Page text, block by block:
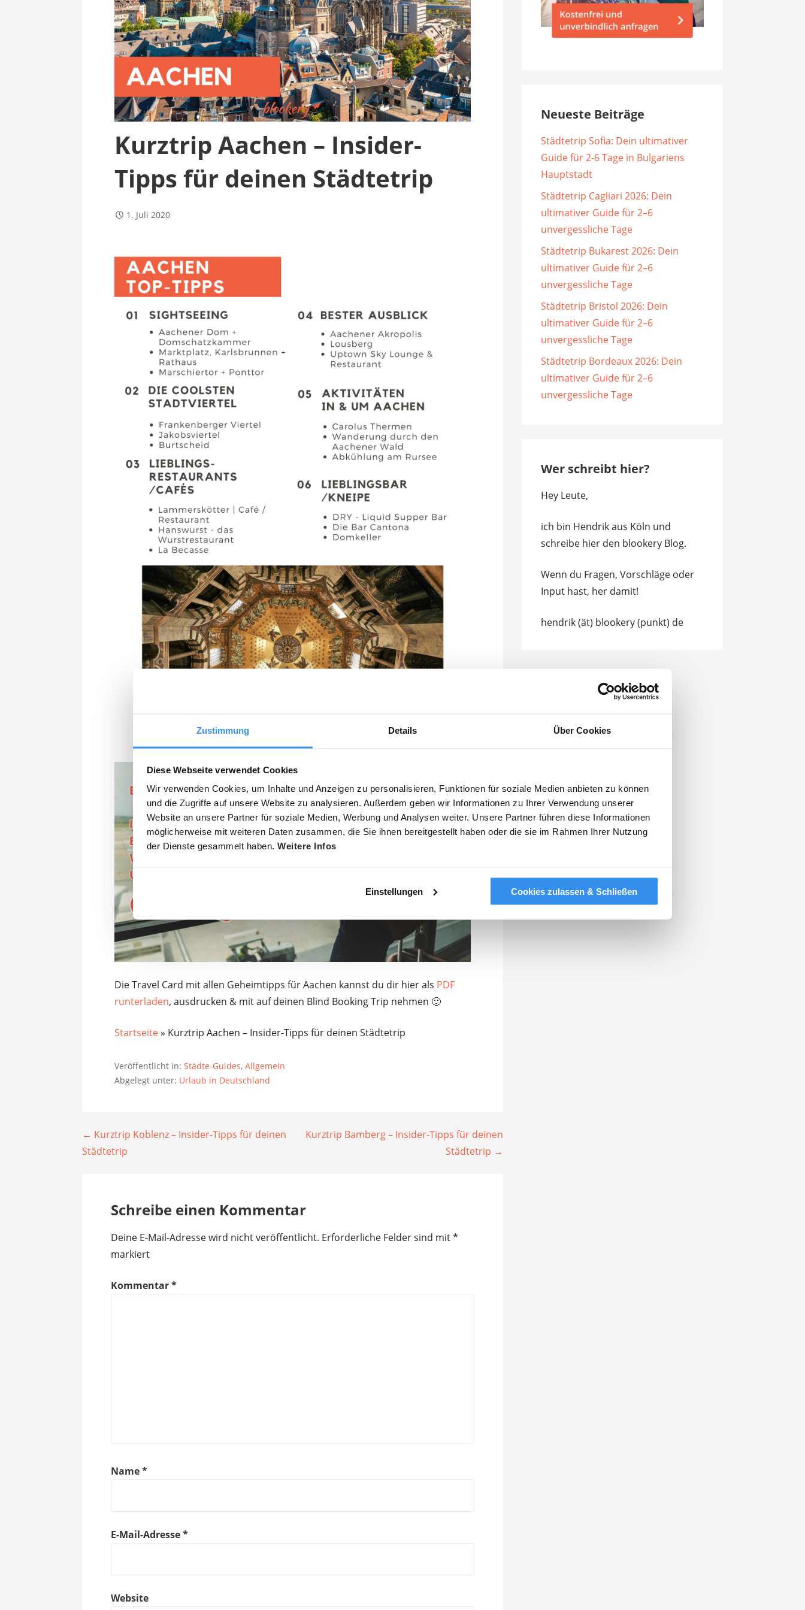
Zustimmung Details Über Cookies
Diese Webseite verwendet Cookies
Wir verwenden Cookies, um Inhalte und Anzeigen zu personalisieren, Funktionen für soziale Medien anbieten zu können
und die Zugriffe auf unsere Website zu analysieren. Außerdem geben wir Informationen zu Ihrer Verwendung unserer
Website an unsere Partner für soziale Medien, Werbung und Analysen weiter. Unsere Partner führen diese Informationen
möglicherweise mit weiteren Daten zusammen, die Sie ihnen bereitgestellt haben oder die sie im Rahmen Ihrer Nutzung
der Dienste gesammelt haben. Weitere Infos
Einstellungen Cookies zulassen & Schließen
Kurztrip Aachen – Insider-
Tipps für deinen Städtetrip
1. Juli 2020
Die Travel Card mit allen Geheimtipps für Aachen kannst du dir hier als PDF
runterladen, ausdrucken & mit auf deinen Blind Booking Trip nehmen 🙂
Startseite» Kurztrip Aachen – Insider-Tipps für deinen Städtetrip
Veröffentlicht in:Städte-Guides,Allgemein
Abgelegt unter: Urlaub in Deutschland
Beitragsnavigation
← Kurztrip Koblenz – Insider-Tipps für deinen
Städtetrip
Kurztrip Bamberg – Insider-Tipps für deinen
Städtetrip →
Schreibe einen Kommentar
Deine E-Mail-Adresse wird nicht veröffentlicht. Erforderliche Felder sind mit*
markiert
Kommentar*
Name*
E-Mail-Adresse*
Website
Neueste Beiträge
Städtetrip Sofia: Dein ultimativer
Guide für 2-6 Tage in Bulgariens
Hauptstadt
Städtetrip Cagliari 2026: Dein
ultimativer Guide für 2–6
unvergessliche Tage
Städtetrip Bukarest 2026: Dein
ultimativer Guide für 2–6
unvergessliche Tage
Städtetrip Bristol 2026: Dein
ultimativer Guide für 2–6
unvergessliche Tage
Städtetrip Bordeaux 2026: Dein
ultimativer Guide für 2–6
unvergessliche Tage
Wer schreibt hier?
Hey Leute,
ich bin Hendrik aus Köln und
schreibe hier den blookery Blog.
Wenn du Fragen, Vorschläge oder
Input hast, her damit!
hendrik (ät) blookery (punkt) de